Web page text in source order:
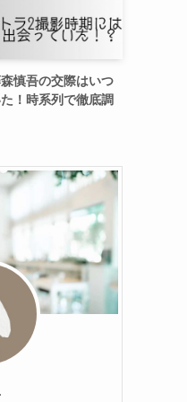
慎吾の交際はいつ
！時系列で徹底調